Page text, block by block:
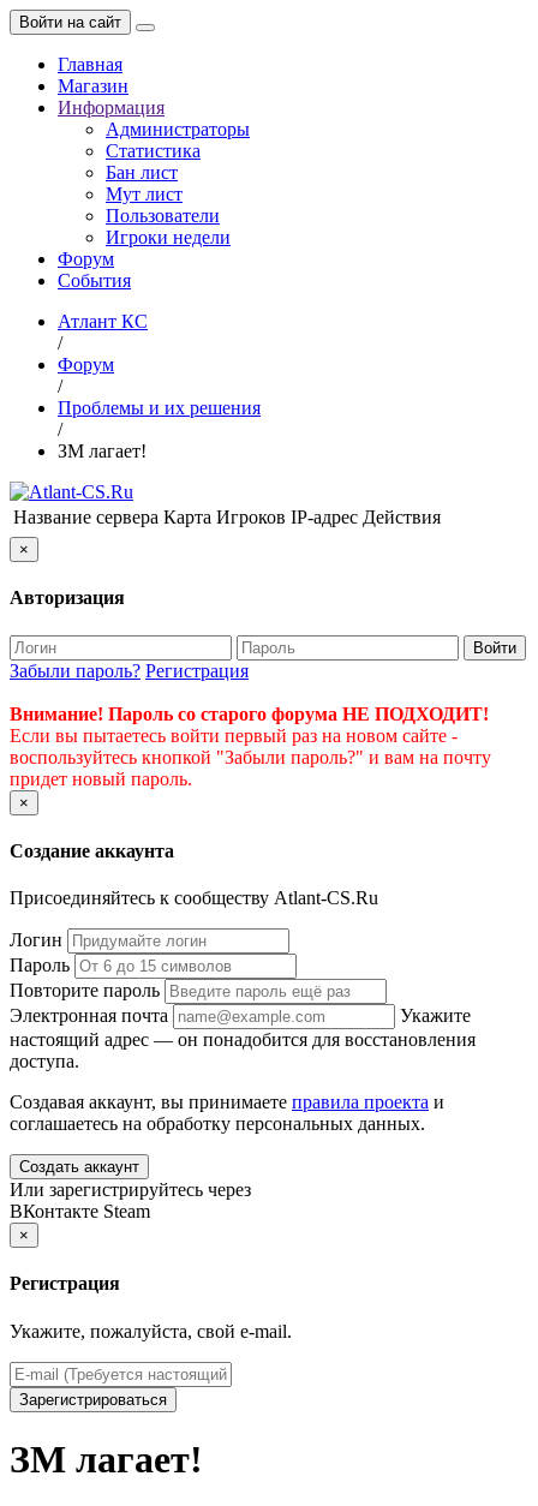
Войти на сайт
Главная
Магазин
Информация
Администраторы
Статистика
Бан лист
Мут лист
Пользователи
Игроки недели
Форум
События
Атлант КС
/
Форум
/
Проблемы и их решения
/
ЗМ лагает!
Название сервера Карта Игроков IP-адрес Действия
×
Авторизация
Войти
Забыли пароль? Регистрация
Внимание! Пароль со старого форума НЕ ПОДХОДИТ!
Если вы пытаетесь войти первый раз на новом сайте -
воспользуйтесь кнопкой "Забыли пароль?" и вам на почту
придет новый пароль.
×
Создание аккаунта
Присоединяйтесь к сообществу Atlant-CS.Ru
Логин
Пароль
Повторите пароль
Электронная почта
Укажите
настоящий адрес — он понадобится для восстановления
доступа.
Создавая аккаунт, вы принимаете правила проекта и
соглашаетесь на обработку персональных данных.
Создать аккаунт
Или зарегистрируйтесь через
ВКонтакте Steam
×
Регистрация
Укажите, пожалуйста, свой e-mail.
Зарегистрироваться
ЗМ лагает!